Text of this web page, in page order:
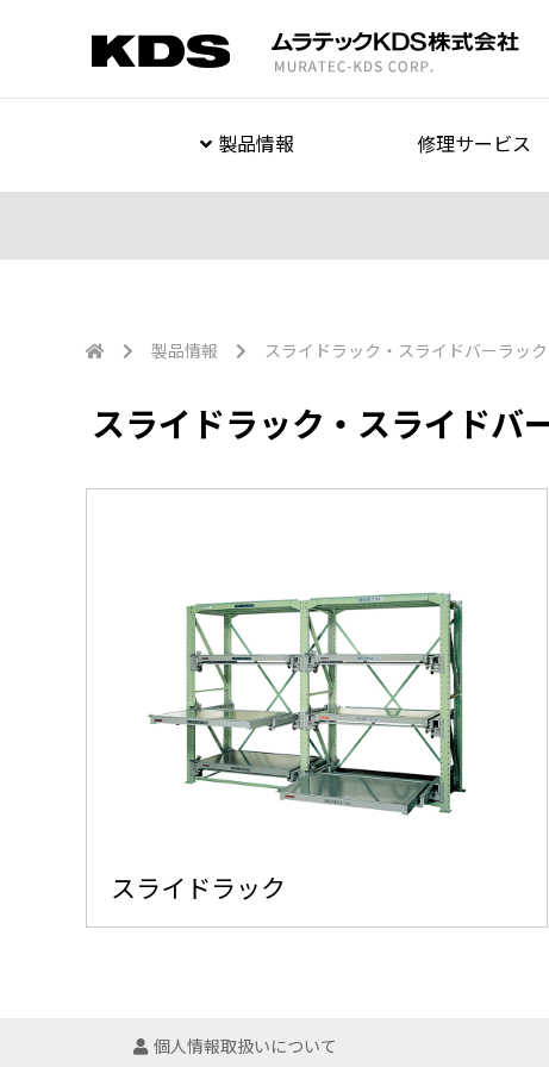
製品情報 修理サービス
製品情報 スライドラック・スライドバーラック
スライドラック・スライドバ
スライドラック
個人情報取扱いについて